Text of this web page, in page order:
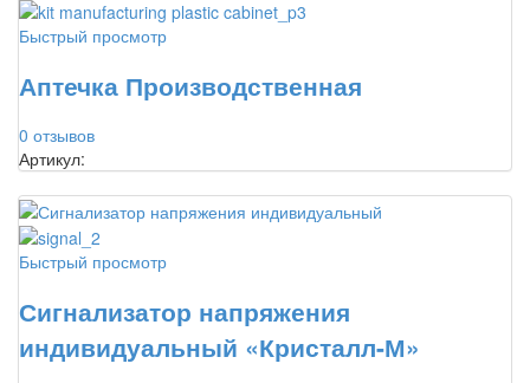
Быстрый просмотр
Аптечка Производственная
0 отзывов
Артикул:
Быстрый просмотр
Сигнализатор напряжения
индивидуальный «Кристалл-М»